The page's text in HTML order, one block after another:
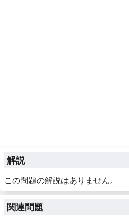
解説
この問題の解説はありません。
関連問題